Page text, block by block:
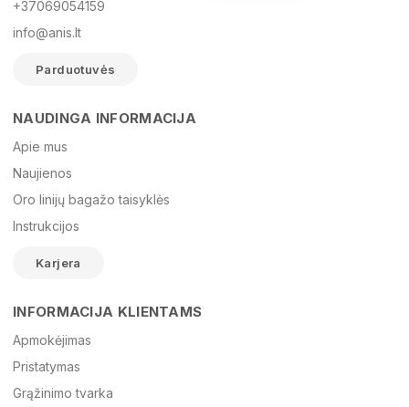
El. paštas
Žinutė
+37069054159
info@anis.lt
Parduotuvės
NAUDINGA INFORMACIJA
Apie mus
Naujienos
Oro linijų bagažo taisyklės
Instrukcijos
Karjera
INFORMACIJA KLIENTAMS
Apmokėjimas
Pristatymas
Grąžinimo tvarka